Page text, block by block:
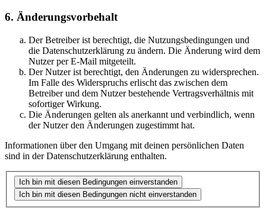
6. Änderungsvorbehalt
Der Betreiber ist berechtigt, die Nutzungsbedingungen und
die Datenschutzerklärung zu ändern. Die Änderung wird dem
Nutzer per E-Mail mitgeteilt.
Der Nutzer ist berechtigt, den Änderungen zu widersprechen.
Im Falle des Widerspruchs erlischt das zwischen dem
Betreiber und dem Nutzer bestehende Vertragsverhältnis mit
sofortiger Wirkung.
Die Änderungen gelten als anerkannt und verbindlich, wenn
der Nutzer den Änderungen zugestimmt hat.
Informationen über den Umgang mit deinen persönlichen Daten
sind in der Datenschutzerklärung enthalten.